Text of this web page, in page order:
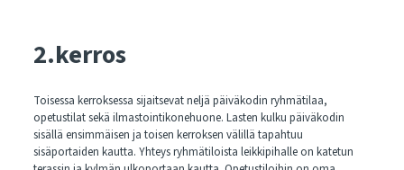
2.kerros
Toisessa kerroksessa sijaitsevat neljä päiväkodin ryhmätilaa,
opetustilat sekä ilmastointikonehuone. Lasten kulku päiväkodin
sisällä ensimmäisen ja toisen kerroksen välillä tapahtuu
sisäportaiden kautta. Yhteys ryhmätiloista leikkipihalle on katetun